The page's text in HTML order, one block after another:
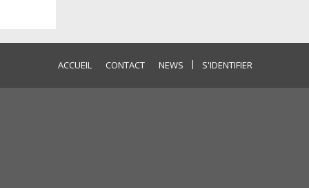
ACCUEIL CONTACT NEWS | S'IDENTIFIER